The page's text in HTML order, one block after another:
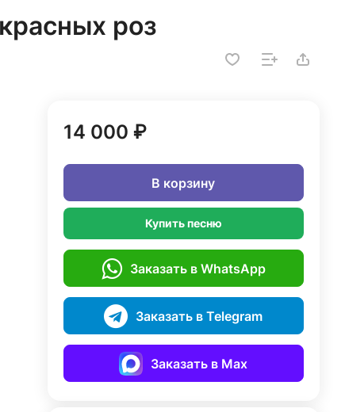
роз
14 000 ₽
В корзину
Купить песню
Заказать в WhatsApp
Заказать в Telegram
Заказать в Max